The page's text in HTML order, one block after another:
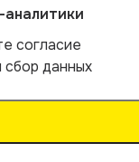
согласие
сбор данных